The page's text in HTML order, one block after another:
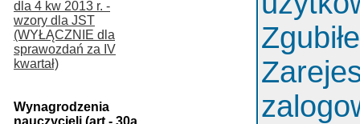
dla 4 kw 2013 r. -
wzory dla JST
(WYŁĄCZNIE dla
sprawozdań za IV
kwartał)
Wynagrodzenia
nauczycieli (art.- 30a